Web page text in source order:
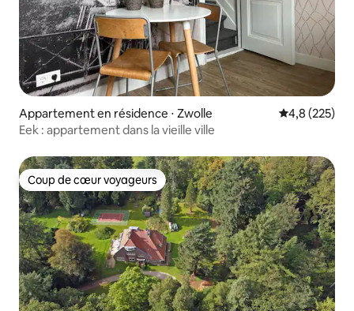
Appartement en résidence ⋅ Zwolle Évaluation
4,8 (225)
Eek : appartement dans la vieille ville
Coup de cœur voyageurs
Coup de cœur voyageurs